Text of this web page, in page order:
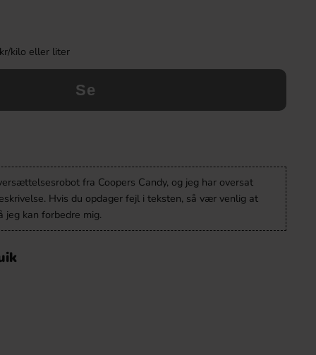
kilo eller liter
Se
fra Coopers Candy, og jeg har oversat
Hvis du opdager fejl i teksten, så vær venlig at
jeg kan forbedre mig.